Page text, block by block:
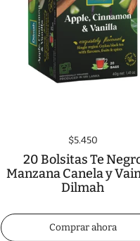
$5.450
20 Bolsitas Te
Manzana Canela y
Dilmah
Comprar ahora